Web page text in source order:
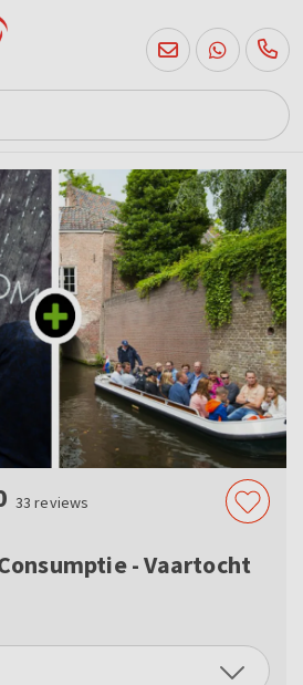
085
760
2556
33 reviews
- Vaartocht